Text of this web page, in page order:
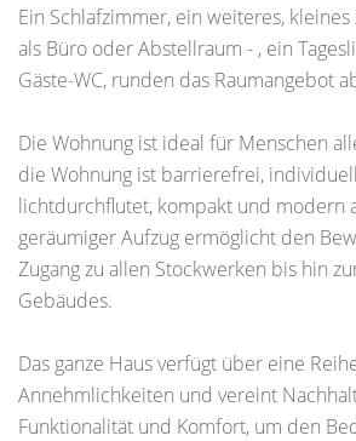
Ein Schlafzimmer, ein weiteres,
als Büro oder Abstellraum - , ein
Gäste-WC, runden das Raumangebot
Die Wohnung ist ideal für Menschen
die Wohnung ist barrierefrei,
lichtdurchflutet, kompakt und modern
geräumiger Aufzug ermöglicht den
Zugang zu allen Stockwerken bis hin
Gebäudes.
Das ganze Haus verfügt über eine
Annehmlichkeiten und vereint
Funktionalität und Komfort, um den